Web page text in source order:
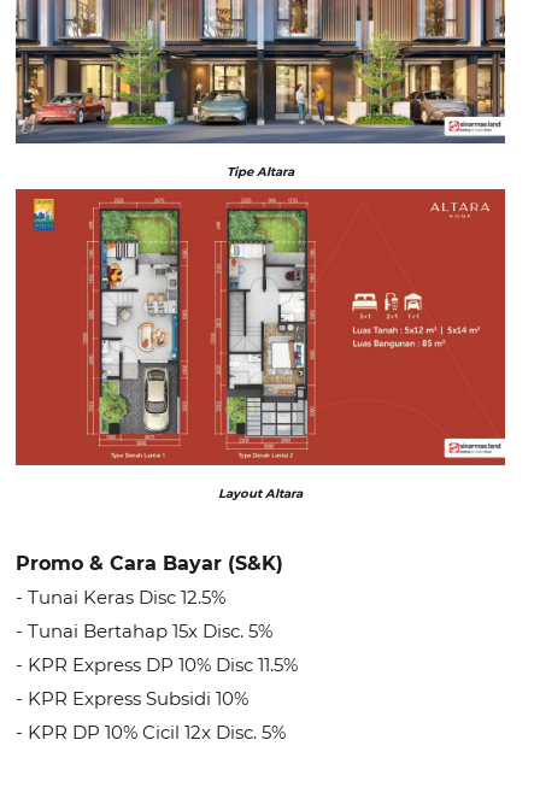
Tipe Altara
Layout Altara
Promo & Cara Bayar (S&K)
- Tunai Keras Disc 12.5%
- Tunai Bertahap 15x Disc. 5%
- KPR Express DP 10% Disc 11.5%
- KPR Express Subsidi 10%
- KPR DP 10% Cicil 12x Disc. 5%